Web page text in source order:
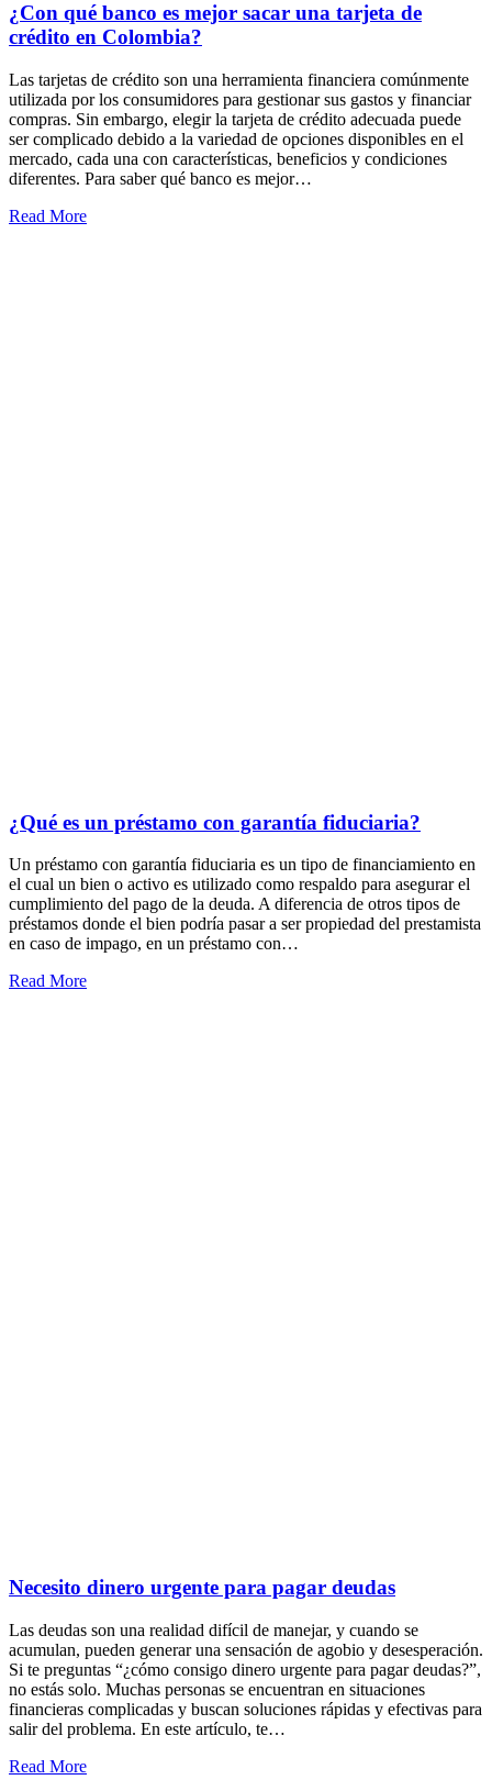
¿Con qué banco es mejor sacar una tarjeta de
crédito en Colombia?
Las tarjetas de crédito son una herramienta financiera comúnmente
utilizada por los consumidores para gestionar sus gastos y financiar
compras. Sin embargo, elegir la tarjeta de crédito adecuada puede
ser complicado debido a la variedad de opciones disponibles en el
mercado, cada una con características, beneficios y condiciones
diferentes. Para saber qué banco es mejor…
Read More
¿Qué es un préstamo con garantía fiduciaria?
Un préstamo con garantía fiduciaria es un tipo de financiamiento en
el cual un bien o activo es utilizado como respaldo para asegurar el
cumplimiento del pago de la deuda. A diferencia de otros tipos de
préstamos donde el bien podría pasar a ser propiedad del prestamista
en caso de impago, en un préstamo con…
Read More
Necesito dinero urgente para pagar deudas
Las deudas son una realidad difícil de manejar, y cuando se
acumulan, pueden generar una sensación de agobio y desesperación.
Si te preguntas “¿cómo consigo dinero urgente para pagar deudas?”,
no estás solo. Muchas personas se encuentran en situaciones
financieras complicadas y buscan soluciones rápidas y efectivas para
salir del problema. En este artículo, te…
Read More